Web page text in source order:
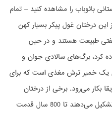
بائوباب را مشاهده کنید – تمام
درختان غول پیکر بسیار کهن
طبیعت هستند و در حین
کرد، برگ‌های سالادیِ جوان و
یک خمیر ترش مغذی است که برای
بکار می‌رود. برخی از درختان
باشکوه که خیابان معروف بائوباب را تشکیل می‌دهند تا 800 سال قدمت